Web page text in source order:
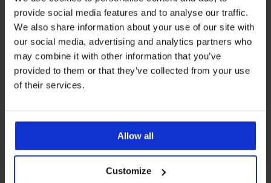
provide social media features and to analyse our traffic.
We also share information about your use of our site with
our social media, advertising and analytics partners who
may combine it with other information that you’ve
provided to them or that they’ve collected from your use
of their services.
Allow all
Customize
Korting
25,19 €Oorspronkelijke prijs
41,99 €